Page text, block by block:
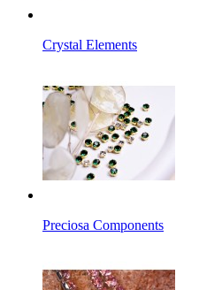
Crystal Elements
Preciosa Components